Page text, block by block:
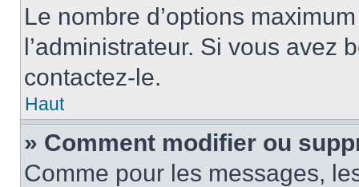
Le nombre d’options
l’administrateur. Si vous avez
contactez-le.
Haut
» Comment modifier ou
Comme pour les messages,